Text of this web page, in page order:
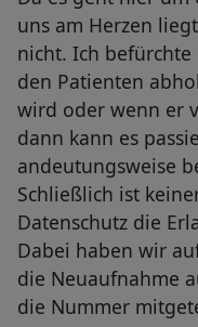
uns am Herzen
nicht. Ich
den Patienten
wird oder wenn er
dann kann es
andeutungsweise
Schließlich ist
Datenschutz die
Dabei haben wir
die Neuaufnahme
die Nummer